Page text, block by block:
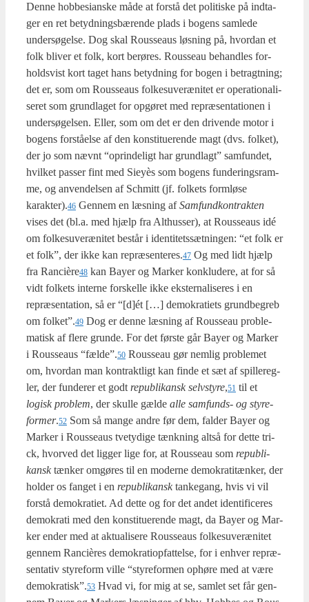
Den­ne hob­be­si­an­ske måde at for­stå det poli­ti­ske på ind­ta­
ger en ret betyd­nings­bæ­ren­de plads i bogens sam­le­de
under­sø­gel­se. Dog skal Rous­seaus løs­ning på, hvor­dan et
folk bli­ver et folk, kort berø­res. Rous­seau behand­les for­
holds­vist kort taget hans betyd­ning for bogen i betragt­ning;
det er, som om Rous­seaus fol­kes­u­veræ­ni­tet er ope­ra­tio­na­li­
se­ret som grund­la­get for opgø­ret med repræ­sen­ta­tio­nen i
under­sø­gel­sen. Eller, som om det er den dri­ven­de motor i
bogens for­stå­el­se af den kon­sti­tu­e­ren­de magt (dvs. fol­ket),
der jo som nævnt “oprin­de­ligt har grund­lagt” sam­fun­det,
hvil­ket pas­ser fint med Sieyès som bogens fun­de­rings­ram­
me, og anven­del­sen af Sch­mitt (jf. fol­kets form­lø­se
karakter).46 Gen­nem en læs­ning afSam­fund­kon­trak­ten
vises det (bl.a. med hjælp fra Alt­hus­ser), at Rous­seaus idé
om fol­kes­u­veræ­ni­tet består i iden­ti­tets­sæt­nin­gen: “et folk er
et folk”, der ikke kan repræsenteres.47 Og med lidt hjælp
fra Rancière48 kan Bay­er og Mar­ker kon­klu­de­re, at for så
vidt fol­kets inter­ne for­skel­le ikke ekster­na­li­se­res i en
repræ­sen­ta­tion, så er “[d]ét […] demo­kra­tiets grund­be­greb
om folket”.49 Dog er den­ne læs­ning af Rous­seau pro­ble­
ma­tisk af fle­re grun­de. For det før­ste går Bay­er og Mar­ker
i Rous­seaus “fælde”.50 Rous­seau gør nem­lig pro­ble­met
om, hvor­dan man kon­trakt­ligt kan fin­de et sæt af spil­le­reg­
ler, der fun­de­rer et godt repu­bli­kansk selv­sty­re,51 til et
logisk pro­blem, der skul­le gæl­de alle sam­funds- og sty­re­
for­mer.52 Som så man­ge andre før dem, fal­der Bay­er og
Mar­ker i Rous­seaus tve­ty­di­ge tænk­ning alt­så for det­te tri­
ck, hvor­ved det lig­ger lige for, at Rous­seau som repu­bli­
kansk tæn­ker omgø­res til en moder­ne demo­kra­ti­tæn­ker, der
hol­der os fan­get i en repu­bli­kansk tan­ke­gang, hvis vi vil
for­stå demo­kra­ti­et. Ad det­te og for det andet iden­ti­fi­ce­res
demo­kra­ti med den kon­sti­tu­e­ren­de magt, da Bay­er og Mar­
ker ender med at aktu­a­li­se­re Rous­seaus fol­kes­u­veræ­ni­tet
gen­nem Ran­cières demo­kra­tiop­fat­tel­se, for i enhver repræ­
sen­ta­tiv sty­re­form vil­le “sty­re­for­men ophø­re med at være
demokratisk”.53 Hvad vi, for mig at se, sam­let set får gen­